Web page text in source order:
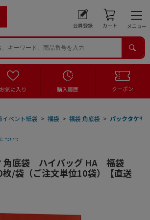
会員登録 カート メニュー
お気に入り 購入履歴 クーポン
イベント紙袋 > 福袋 > 福袋 角底袋 > パックタケヤ
ついて
角底袋 ハイバッグ HA 福袋
/袋（ご注文単位10袋）【直送